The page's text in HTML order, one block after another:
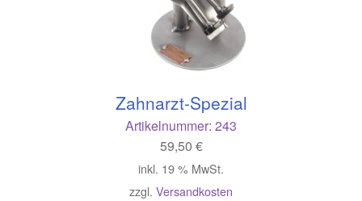
Zahnarzt-Spezial
Artikelnummer: 243
59,50 €
inkl. 19 % MwSt.
zzgl. Versandkosten